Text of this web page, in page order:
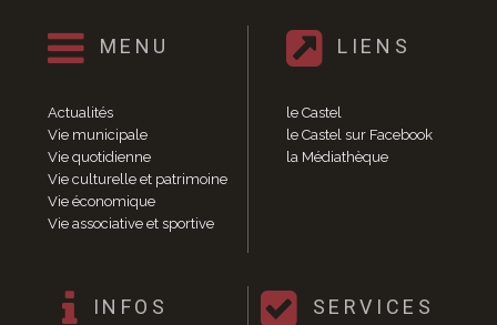
Délibérations 2014
Délibérations 2013
Délibérations 2011
Délibérations 2010
Délibérations 2009
Délibérations 2008
Agenda réunions publiques
Marchés publics
Vie quotidienne
MENU
Actualités
Vie municipale
Vie quotidienne
Vie culturelle et patrimoine
Vie économique
Vie associative et sportive
LIENS
le Castel
le Castel sur Facebook
la Médiathèque
INFOS SERVICES